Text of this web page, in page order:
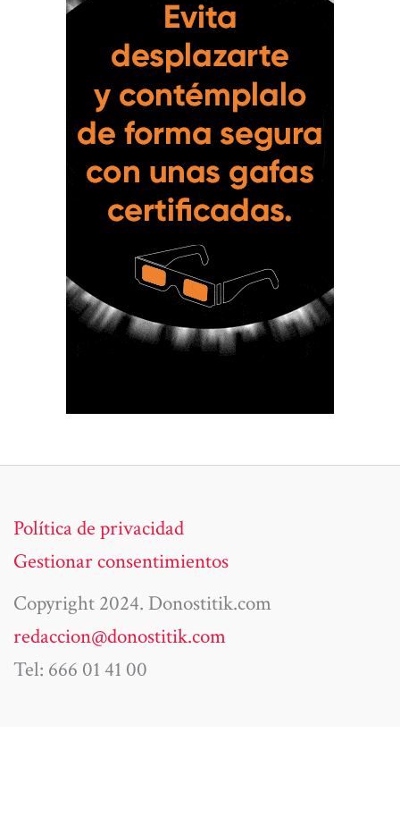
Política de privacidad
Gestionar consentimientos
Copyright 2024. Donostitik.com
redaccion@donostitik.com
Tel: 666 01 41 00